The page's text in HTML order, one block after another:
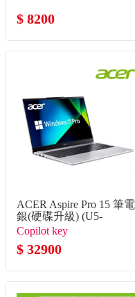
$ 8200
ACER Aspire Pro 15 筆電
銀(硬碟升級) (U5-
125H/8G+8G/512G+1TB
SSD/W11P)
Copilot key
$ 32900